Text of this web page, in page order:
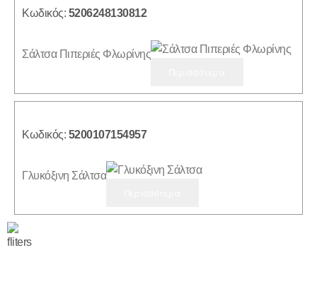
Κωδικός: 5206248130812
Σάλτσα Πιπεριές Φλωρίνης
Κωδικός: 5200107154957
Γλυκόξινη Σάλτσα